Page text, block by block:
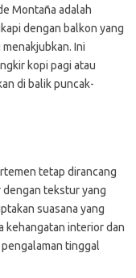
Montaña adalah
dengan balkon yang
Ini
kopi pagi atau
di balik puncak-
tetap dirancang
dengan tekstur yang
suasana yang
kehangatan interior dan
tinggal